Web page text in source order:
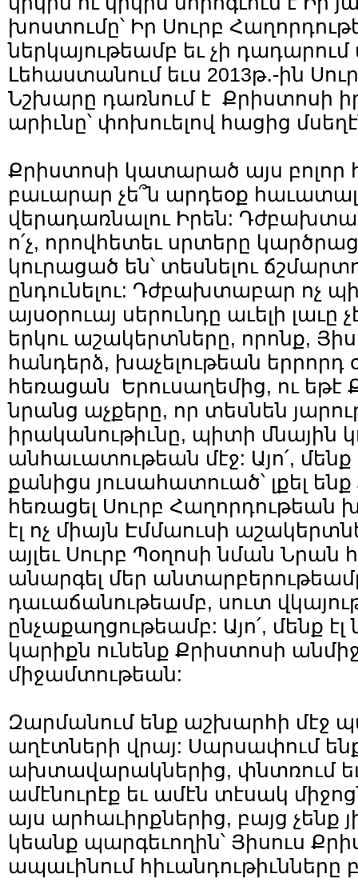
խոստումը՝ Իր Սուրբ
ներկայութեամբ եւ չի դադարում
Լեհաստանում եւս 2013թ․-ին
Նշխարը դառնում է Քրիստոսի
արիւնը՝ փոխուելով հացից
Քրիստոսի կատարած այս բոլոր
բաւարար չե՞ն արդեօք
վերադառնալու Իրեն:
ո՛չ, որովհետեւ սրտերը
կուրացած են՝ տեսնելու
ընդունելու: Դժբախտաբար ոչ
այսօրուայ սերունդը աւելի լաւը
երկու աշակերտները, որոնք,
հանդերձ, խաչելութեան երրորդ
հեռացան Երուսաղեմից, ու եթէ
նրանց աչքերը, որ տեսնեն
իրականութիւնը, պիտի մնային
անհաւատութեան մէջ: Այո՛,
քանիցս յուսահատուած՝ լքել
հեռացել Սուրբ Հաղորդութեան
էլ ոչ միայն Էմմաուսի
այլեւ Սուրբ Պօղոսի նման Նրան
անարգել մեր
դաւաճանութեամբ, սուտ
ընչաքաղցութեամբ: Այո՛, մենք
կարիքն ունենք Քրիստոսի
միջամտութեան:
Զարմանում ենք աշխարհի մէջ
աղէտների վրայ: Սարսափում
ախտավարակներից, փնտռում եւ
ամէնուրէք եւ ամէն տէսակ
այս արհաւիրքներից, բայց չենք
կեանք պարգեւողին՝ Յիսուս
ապաւինում հիւանդութիւնները